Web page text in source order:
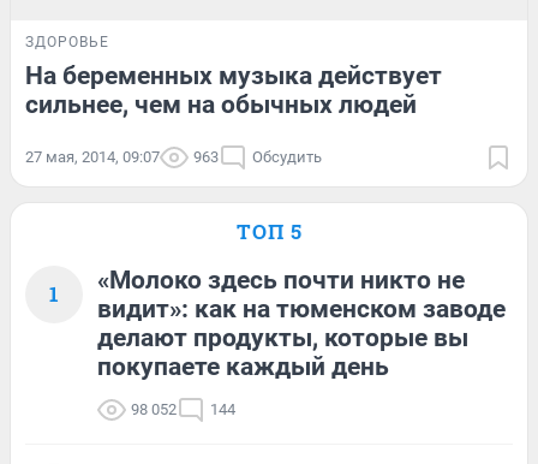
ЗДОРОВЬЕ
На беременных музыка действует
сильнее, чем на обычных людей
27 мая, 2014, 09:07 963 Обсудить
ТОП 5
1
«Молоко здесь почти никто не
видит»: как на тюменском заводе
делают продукты, которые вы
покупаете каждый день
98 052 144